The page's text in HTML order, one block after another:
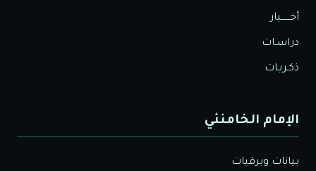
أخــــــبار
دراسـات
ذكـريـات
الإمام الخامنئي
بيانات وبرقيات